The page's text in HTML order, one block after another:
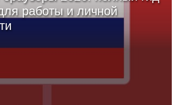
работы и личной